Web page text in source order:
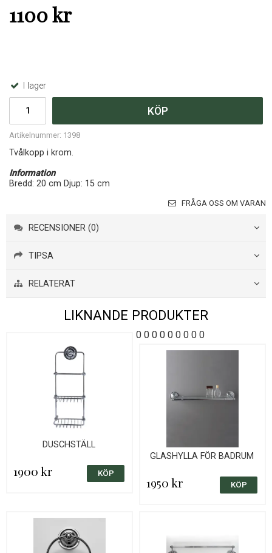
1100 kr
I lager
KÖP
Artikelnummer: 1398
Tvålkopp i krom.
Information
Bredd: 20 cm Djup: 15 cm
FRÅGA OSS OM VARAN
RECENSIONER (0)
TIPSA
RELATERAT
LIKNANDE PRODUKTER
DUSCHSTÄLL
1900 kr
0
GLASHYLLA FÖR BADRUM
1950 kr
0 0 0 0 0 0 0 0